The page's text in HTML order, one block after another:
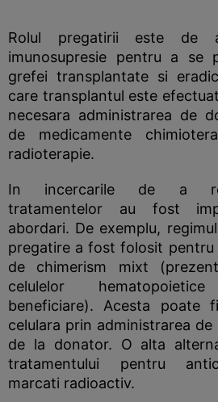
Rolul pregatirii este de
imunosupresie pentru a se
grefei transplantate si
care transplantul este
necesara administrarea de
de medicamente
radioterapie.
In incercarile de a
tratamentelor au fost
abordari. De exemplu,
pregatire a fost folosit pentru
de chimerism mixt
celulelor
beneficiare). Acesta poate
celulara prin administrarea
de la donator. O alta
tratamentului pentru
marcati radioactiv.